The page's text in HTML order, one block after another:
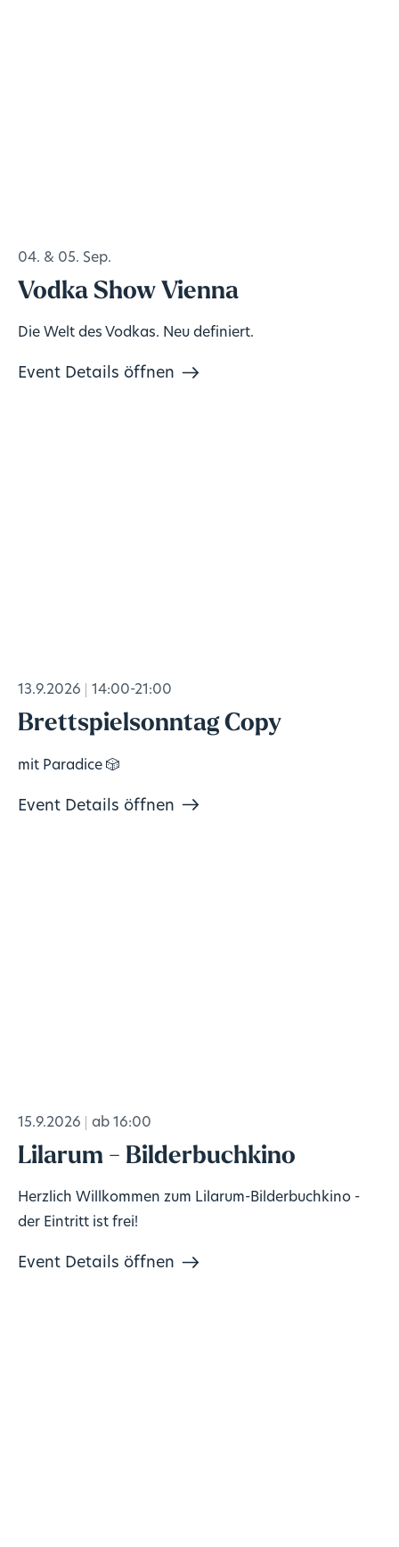
04. & 05. Sep.
Vodka Show Vienna
Die Welt des Vodkas. Neu definiert.
Event Details öffnen
13.9.2026 14:00-21:00
Brettspielsonntag Copy
mit Paradice 🎲
Event Details öffnen
15.9.2026 ab 16:00
Lilarum - Bilderbuchkino
Herzlich Willkommen zum Lilarum-Bilderbuchkino -
der Eintritt ist frei!
Event Details öffnen